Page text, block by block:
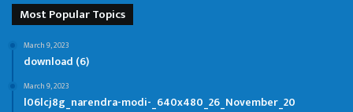
Most Popular Topics
March 9, 2023
download (6)
March 9, 2023
l06lcj8g_narendra-modi-_640x480_26_November_20